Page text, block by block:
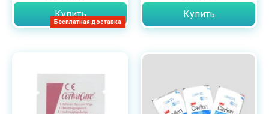
Бесплатная доставка
Купить Купить